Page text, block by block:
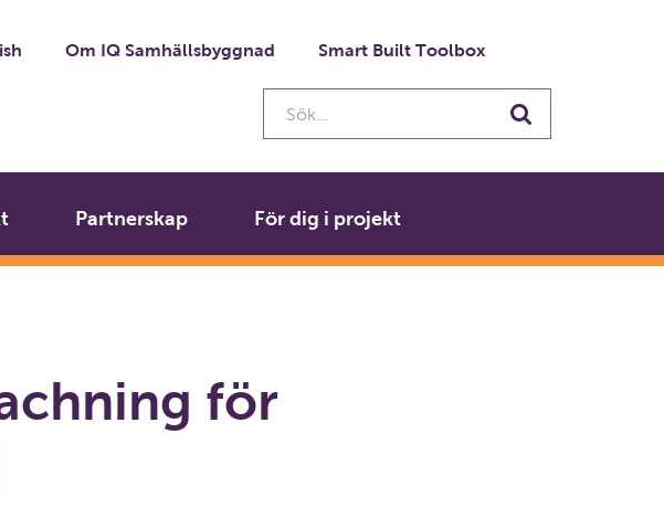
Om IQ Samhällsbyggnad Smart Built Toolbox
Sök
Partnerskap För dig i projekt
för